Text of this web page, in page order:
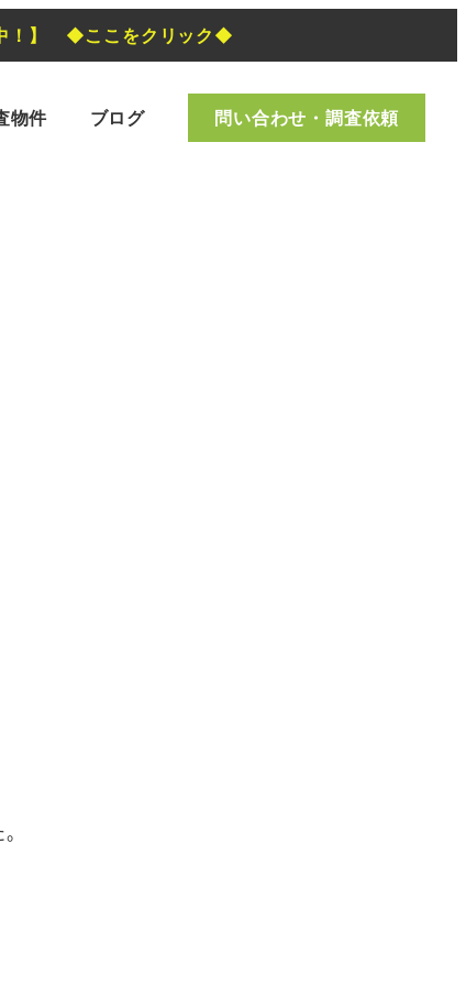
中！】 ◆ここをクリック◆
物件 ブログ 問い合わせ・調査依頼